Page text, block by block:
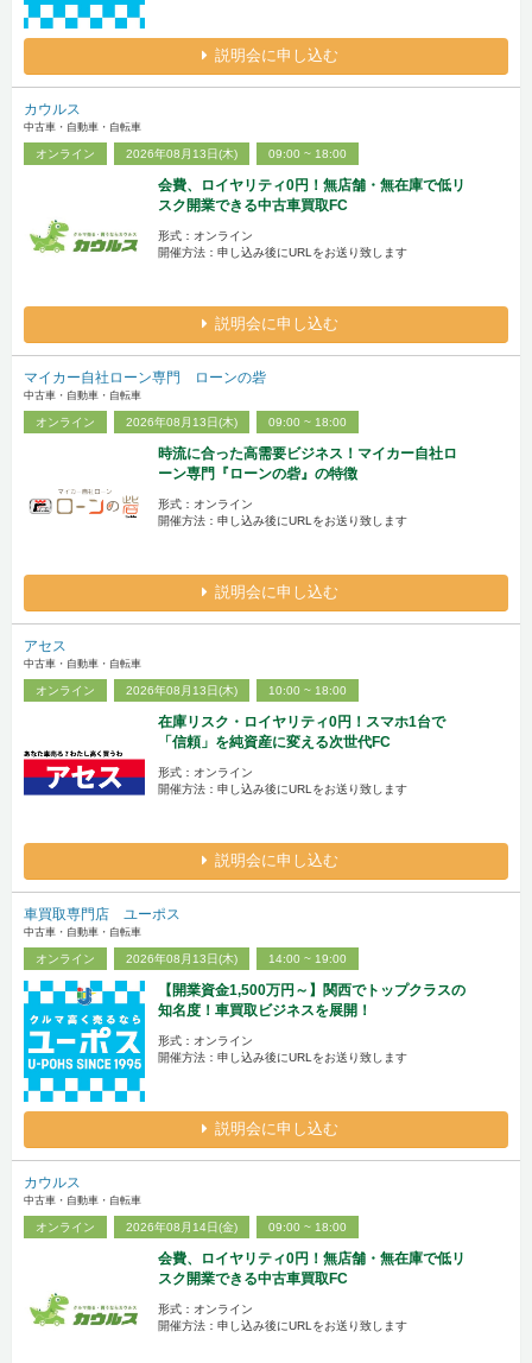
説明会に申し込む
カウルス
中古車・自動車・自転車
オンライン 2026年08月13日(木) 09:00 ~ 18:00
会費、ロイヤリティ0円！無店舗・無在庫で低リ
スク開業できる中古車買取FC
形式：オンライン
開催方法：申し込み後にURLをお送り致します
説明会に申し込む
マイカー自社ローン専門 ローンの砦
中古車・自動車・自転車
オンライン 2026年08月13日(木) 09:00 ~ 18:00
時流に合った高需要ビジネス！マイカー自社ロ
ーン専門『ローンの砦』の特徴
形式：オンライン
開催方法：申し込み後にURLをお送り致します
説明会に申し込む
アセス
中古車・自動車・自転車
オンライン 2026年08月13日(木) 10:00 ~ 18:00
在庫リスク・ロイヤリティ0円！スマホ1台で
「信頼」を純資産に変える次世代FC
形式：オンライン
開催方法：申し込み後にURLをお送り致します
説明会に申し込む
車買取専門店 ユーポス
中古車・自動車・自転車
オンライン 2026年08月13日(木) 14:00 ~ 19:00
【開業資金1,500万円～】関西でトップクラスの
知名度！車買取ビジネスを展開！
形式：オンライン
開催方法：申し込み後にURLをお送り致します
説明会に申し込む
カウルス
中古車・自動車・自転車
オンライン 2026年08月14日(金) 09:00 ~ 18:00
会費、ロイヤリティ0円！無店舗・無在庫で低リ
スク開業できる中古車買取FC
形式：オンライン
開催方法：申し込み後にURLをお送り致します